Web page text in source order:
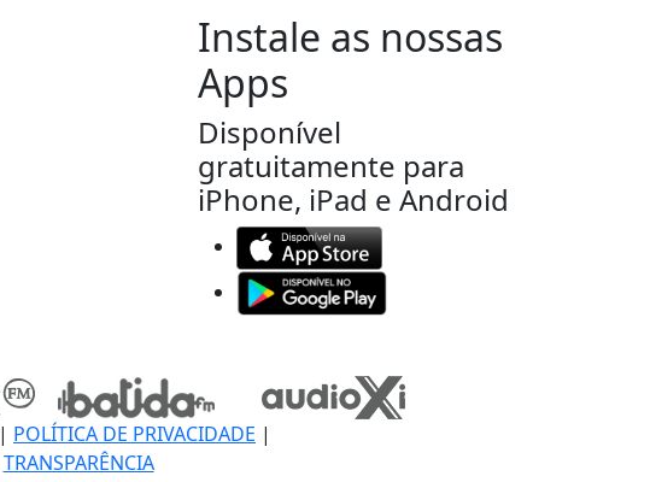
Instale as nossas
Apps
Disponível
gratuitamente para
iPhone, iPad e Android
| POLÍTICA DE PRIVACIDADE |
TRANSPARÊNCIA